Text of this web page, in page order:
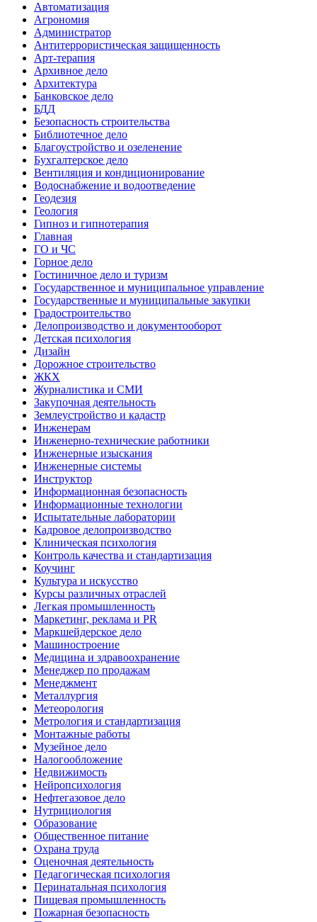
Автоматизация
Агрономия
Администратор
Антитеррористическая защищенность
Арт-терапия
Архивное дело
Архитектура
Банковское дело
БДД
Безопасность строительства
Библиотечное дело
Благоустройство и озеленение
Бухгалтерское дело
Вентиляция и кондиционирование
Водоснабжение и водоотведение
Геодезия
Геология
Гипноз и гипнотерапия
Главная
ГО и ЧС
Горное дело
Гостиничное дело и туризм
Государственное и муниципальное управление
Государственные и муниципальные закупки
Градостроительство
Делопроизводство и документооборот
Детская психология
Дизайн
Дорожное строительство
ЖКХ
Журналистика и СМИ
Закупочная деятельность
Землеустройство и кадастр
Инженерам
Инженерно-технические работники
Инженерные изыскания
Инженерные системы
Инструктор
Информационная безопасность
Информационные технологии
Испытательные лаборатории
Кадровое делопроизводство
Клиническая психология
Контроль качества и стандартизация
Коучинг
Культура и искусство
Курсы различных отраслей
Легкая промышленность
Маркетинг, реклама и PR
Маркшейдерское дело
Машиностроение
Медицина и здравоохранение
Менеджер по продажам
Менеджмент
Металлургия
Метеорология
Метрология и стандартизация
Монтажные работы
Музейное дело
Налогообложение
Недвижимость
Нейропсихология
Нефтегазовое дело
Нутрициология
Образование
Общественное питание
Охрана труда
Оценочная деятельность
Педагогическая психология
Перинатальная психология
Пищевая промышленность
Пожарная безопасность